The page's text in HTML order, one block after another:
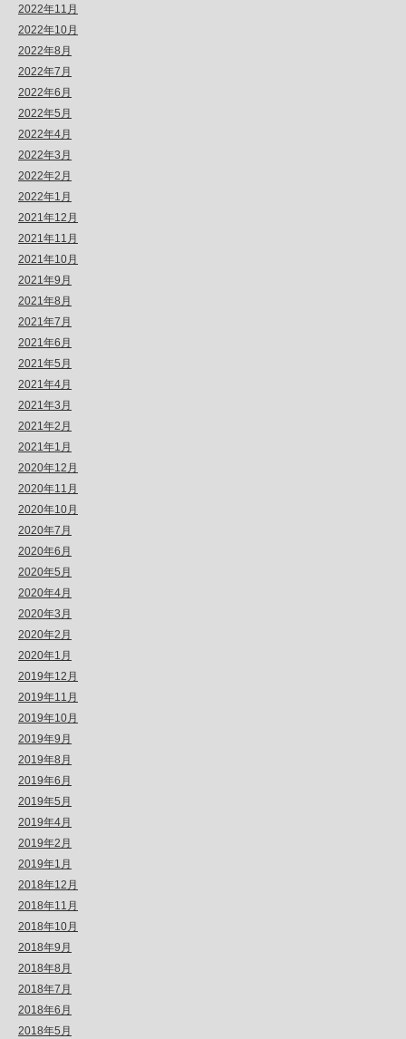
2022年11月
2022年10月
2022年8月
2022年7月
2022年6月
2022年5月
2022年4月
2022年3月
2022年2月
2022年1月
2021年12月
2021年11月
2021年10月
2021年9月
2021年8月
2021年7月
2021年6月
2021年5月
2021年4月
2021年3月
2021年2月
2021年1月
2020年12月
2020年11月
2020年10月
2020年7月
2020年6月
2020年5月
2020年4月
2020年3月
2020年2月
2020年1月
2019年12月
2019年11月
2019年10月
2019年9月
2019年8月
2019年6月
2019年5月
2019年4月
2019年2月
2019年1月
2018年12月
2018年11月
2018年10月
2018年9月
2018年8月
2018年7月
2018年6月
2018年5月